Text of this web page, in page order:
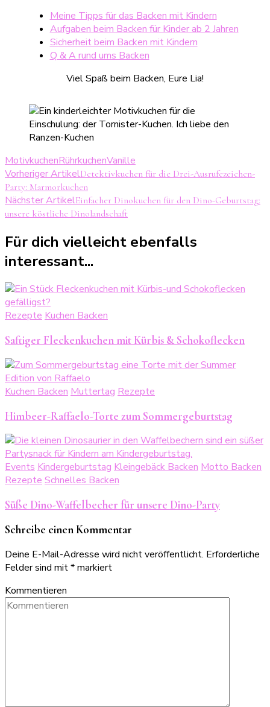
Meine Tipps für das Backen mit Kindern
Aufgaben beim Backen für Kinder ab 2 Jahren
Sicherheit beim Backen mit Kindern
Q & A rund ums Backen
Viel Spaß beim Backen, Eure Lia!
MotivkuchenRührkuchenVanille
Beitragsnavigation
Vorheriger ArtikelDetektivkuchen für die Drei-Ausrufezeichen-
Party: Marmorkuchen
Nächster ArtikelEinfacher Dinokuchen für den Dino-Geburtstag:
unsere köstliche Dinolandschaft
Für dich vielleicht ebenfalls
interessant...
RezepteKuchen Backen
Saftiger Fleckenkuchen mit Kürbis & Schokoflecken
Kuchen Backen Muttertag Rezepte
Himbeer-Raffaelo-Torte zum Sommergeburtstag
Events Kindergeburtstag Kleingebäck Backen Motto Backen
Rezepte Schnelles Backen
Süße Dino-Waffelbecher für unsere Dino-Party
Schreibe einen Kommentar
Deine E-Mail-Adresse wird nicht veröffentlicht. Erforderliche
Felder sind mit*markiert
Kommentieren